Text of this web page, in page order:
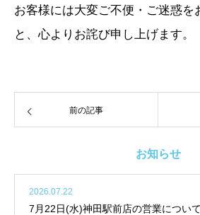
お客様には大変ご不便・ご迷惑を
と、心よりお詫び申し上げます。
前の記事
お知らせ
2026.07.22
7月22日(水)神田駅前店の営業について